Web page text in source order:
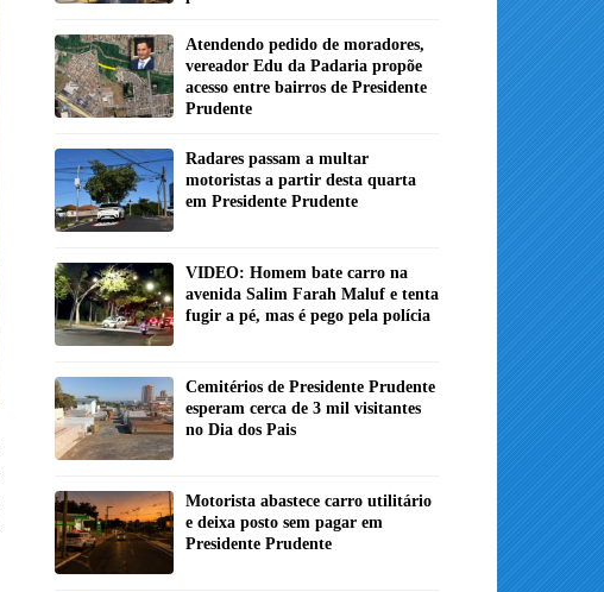
Atendendo pedido de moradores,
vereador Edu da Padaria propõe
acesso entre bairros de Presidente
Prudente
Radares passam a multar
motoristas a partir desta quarta
em Presidente Prudente
VIDEO: Homem bate carro na
avenida Salim Farah Maluf e tenta
fugir a pé, mas é pego pela polícia
Cemitérios de Presidente Prudente
esperam cerca de 3 mil visitantes
no Dia dos Pais
Motorista abastece carro utilitário
e deixa posto sem pagar em
Presidente Prudente